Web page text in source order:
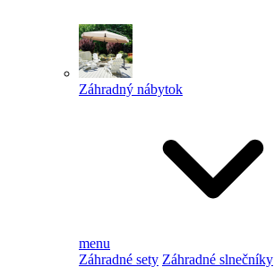
Záhradný nábytok
menu
Záhradné sety Záhradné slnečníky